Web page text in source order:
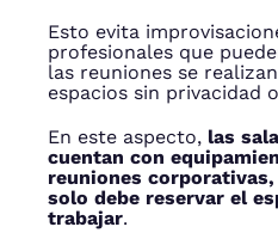
Esto evita
profesionales que
las reuniones se
espacios sin privacidad
En este aspecto, las
cuentan con
reuniones
solo debe reservar el
trabajar.